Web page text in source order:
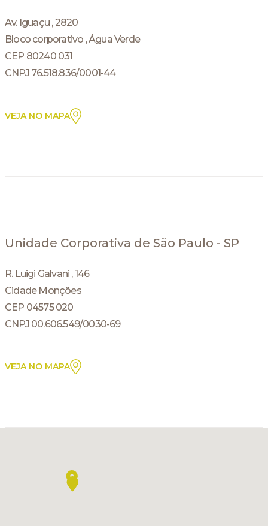
Av. Iguaçu , 2820
Bloco corporativo , Água Verde
CEP 80240 031
CNPJ 76.518.836/0001-44
VEJA NO MAPA
Unidade Corporativa de São Paulo - SP
R. Luigi Galvani , 146
Cidade Monções
CEP 04575 020
CNPJ 00.606.549/0030-69
VEJA NO MAPA